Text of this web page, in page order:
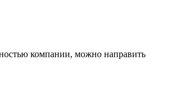
компании, можно направить